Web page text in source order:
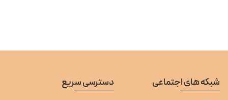
دسترسی سریع شبکه های اجتماعی